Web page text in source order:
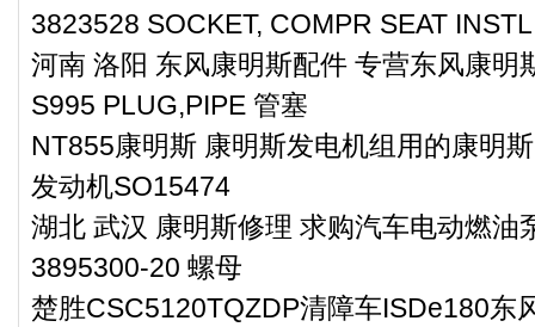
3823528 SOCKET, COMPR SEAT
河南 洛阳 东风康明斯配件 专营东风康明
S995 PLUG,PIPE 管塞
NT855康明斯 康明斯发电机组用的康明
发动机SO15474
湖北 武汉 康明斯修理 求购汽车电动燃油
3895300-20 螺母
楚胜CSC5120TQZDP清障车ISDe180东